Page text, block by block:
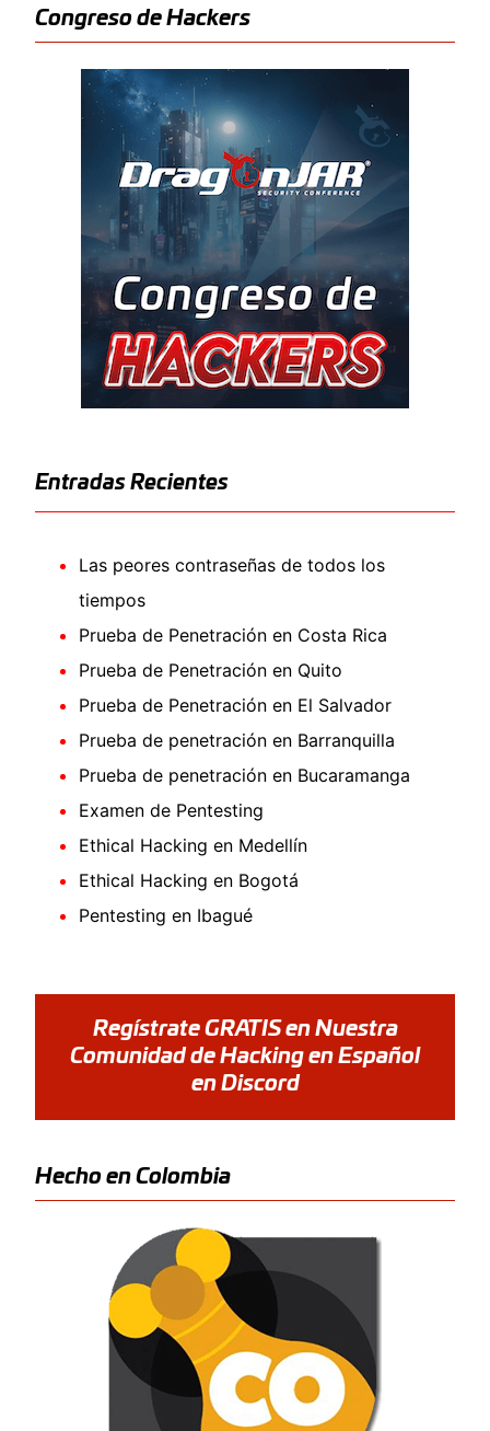
Congreso de Hackers
Entradas Recientes
Las peores contraseñas de todos los
tiempos
Prueba de Penetración en Costa Rica
Prueba de Penetración en Quito
Prueba de Penetración en El Salvador
Prueba de penetración en Barranquilla
Prueba de penetración en Bucaramanga
Examen de Pentesting
Ethical Hacking en Medellín
Ethical Hacking en Bogotá
Pentesting en Ibagué
Regístrate GRATIS en Nuestra
Comunidad de Hacking en Español
en Discord
Hecho en Colombia